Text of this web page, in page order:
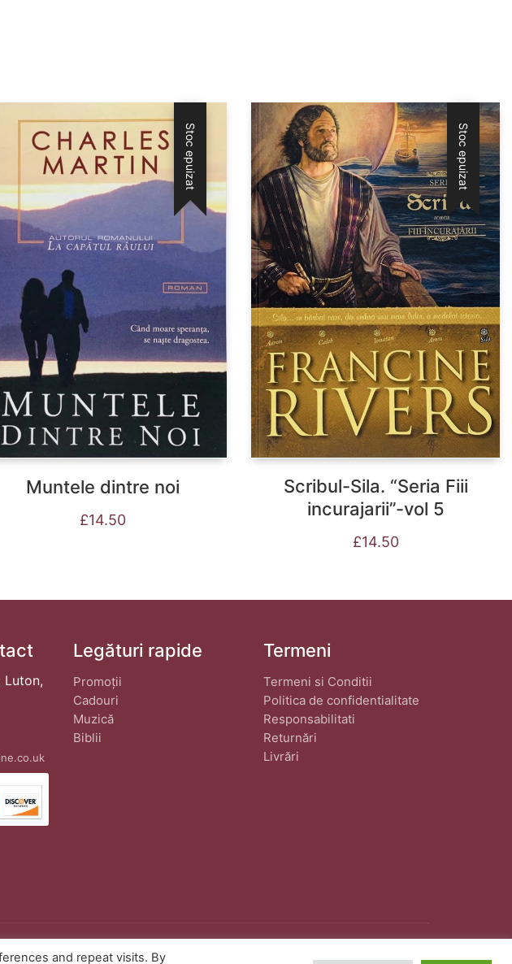
Stoc epuizat
Muntele dintre noi
£14.50
Stoc epuizat
Scribul-Sila. “Seria Fiii
incurajarii”-vol 5
£14.50
Luton,
Legături rapide
Promoții
Cadouri
Muzică
Biblii
Termeni
Termeni si Conditii
Politica de confidentialitate
Responsabilitati
Returnări
Livrări
and repeat visits. By